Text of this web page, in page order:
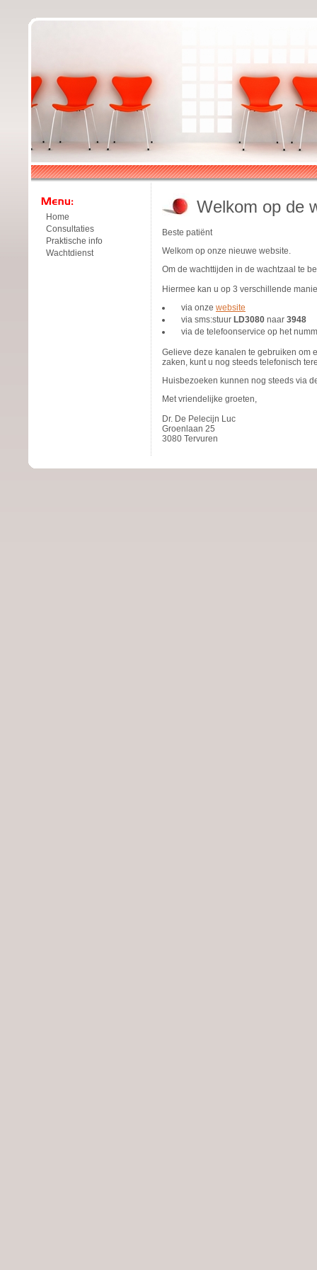
Home
Consultaties
Praktische info
Wachtdienst
Welkom op de
Beste patiënt
Welkom op onze nieuwe website.
Om de wachttijden in de wachtzaal te
Hiermee kan u op 3 verschillende
via onze website
via sms:stuur LD3080 naar 3948
via de telefoonservice op het
Gelieve deze kanalen te gebruiken om
zaken, kunt u nog steeds telefonisch
Huisbezoeken kunnen nog steeds via
Met vriendelijke groeten,
Dr. De Pelecijn Luc
Groenlaan 25
3080 Tervuren